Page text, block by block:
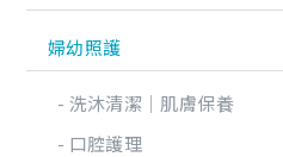
婦幼照護
洗沐清潔│肌膚保養
口腔護理